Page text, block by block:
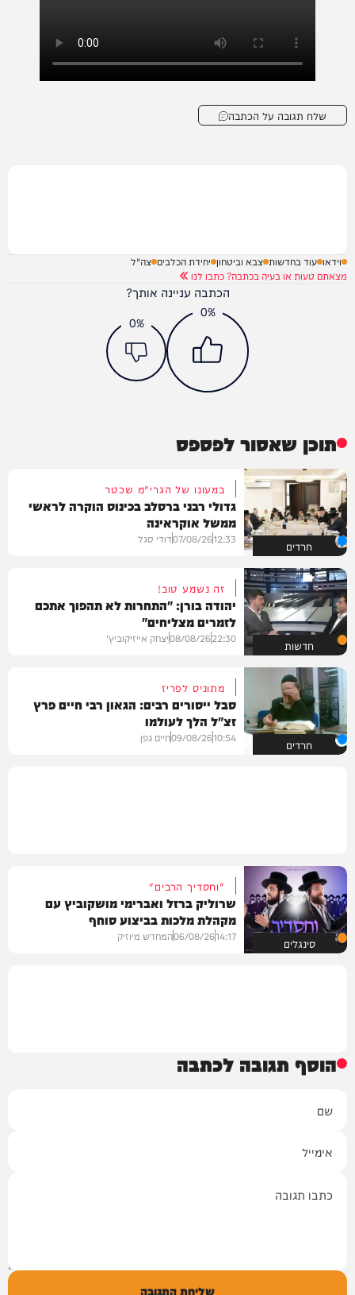
שלח תגובה על הכתבה
וידאו עוד בחדשות צבא וביטחון יחידת הכלבים צה"ל
מצאתם טעות או בעיה בכתבה? כתבו לנו
הכתבה עניינה אותך?
0%
0%
תוכן שאסור לפספס
חרדים
במעונו של הגרי"מ שכטר
גדולי רבני ברסלב בכינוס הוקרה לראשי
ממשל אוקראינה
12:33
07/08/26דודי סגל
חדשות
זה נשמע טוב!
יהודה בורן: "התחרות לא תהפוך אתכם
לזמרים מצליחים"
22:30
08/08/26יצחק אייזיקוביץ'
חרדים
מתוניס לפריז
סבל ייסורים רבים: הגאון רבי חיים פרץ
זצ"ל הלך לעולמו
10:54
09/08/26חיים גפן
סינגלים
"וחסדיך הרבים"
שרוליק ברזל ואברימי מושקוביץ עם
מקהלת מלכות בביצוע סוחף
14:17
06/08/26המחדש מיוזיק
הוסף תגובה לכתבה
שליחת התגובה